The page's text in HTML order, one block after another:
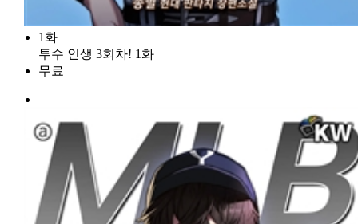
1화
투수 인생 3회차! 1화
무료